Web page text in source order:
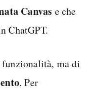
Canvas e che
ChatGPT.
ma di
. Per